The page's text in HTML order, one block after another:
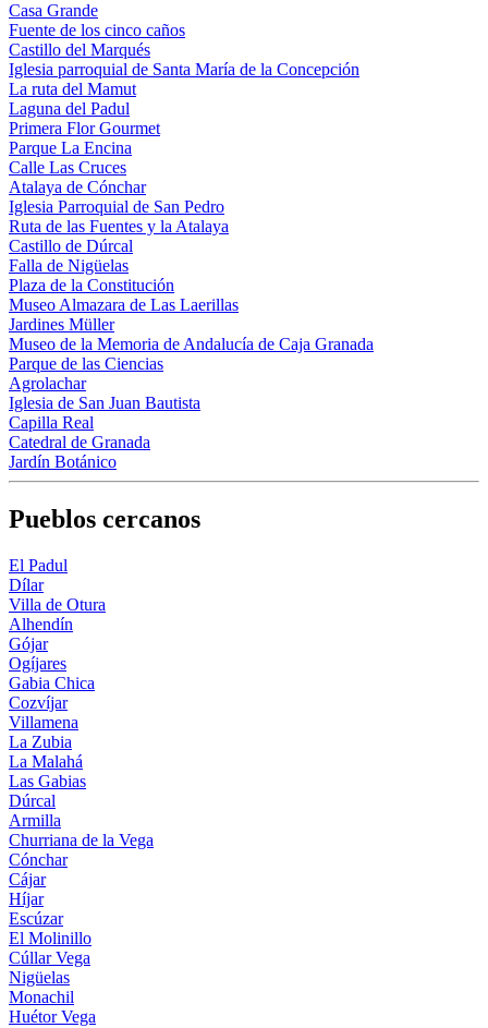
Casa Grande
Fuente de los cinco caños
Castillo del Marqués
Iglesia parroquial de Santa María de la Concepción
La ruta del Mamut
Laguna del Padul
Primera Flor Gourmet
Parque La Encina
Calle Las Cruces
Atalaya de Cónchar
Iglesia Parroquial de San Pedro
Ruta de las Fuentes y la Atalaya
Castillo de Dúrcal
Falla de Nigüelas
Plaza de la Constitución
Museo Almazara de Las Laerillas
Jardines Müller
Museo de la Memoria de Andalucía de Caja Granada
Parque de las Ciencias
Agrolachar
Iglesia de San Juan Bautista
Capilla Real
Catedral de Granada
Jardín Botánico
Pueblos cercanos
El Padul
Dílar
Villa de Otura
Alhendín
Gójar
Ogíjares
Gabia Chica
Cozvíjar
Villamena
La Zubia
La Malahá
Las Gabias
Dúrcal
Armilla
Churriana de la Vega
Cónchar
Cájar
Híjar
Escúzar
El Molinillo
Cúllar Vega
Nigüelas
Monachil
Huétor Vega